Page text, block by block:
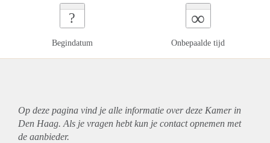
?
Begindatum
∞
Onbepaalde tijd
Op deze pagina vind je alle informatie over deze Kamer in
Den Haag. Als je vragen hebt kun je contact opnemen met
de aanbieder.